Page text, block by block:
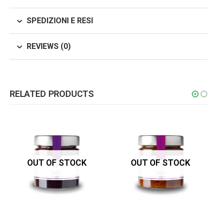
SPEDIZIONI E RESI
REVIEWS (0)
RELATED PRODUCTS
OUT OF STOCK OUT OF STOCK